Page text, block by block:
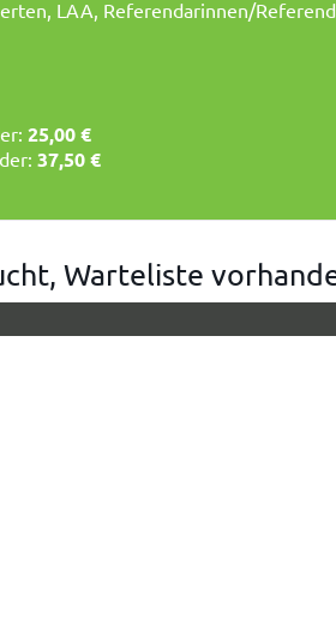
LAA, Referendarinnen/
25,00 €
37,50 €
Warteliste